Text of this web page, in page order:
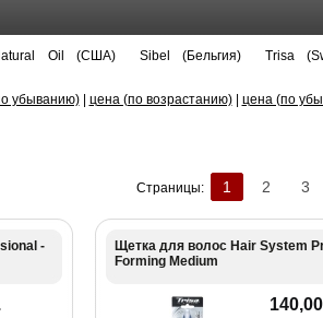
Oil (США) Sibel (Бельгия) Trisa
убыванию)| цена (по возрастанию)| цена (по
Страницы: 1 2 3
-
Щетка для волос Hair System
Forming Medium